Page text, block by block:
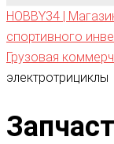
HOBBY34 |
спортивного
Грузовая
электротрициклы